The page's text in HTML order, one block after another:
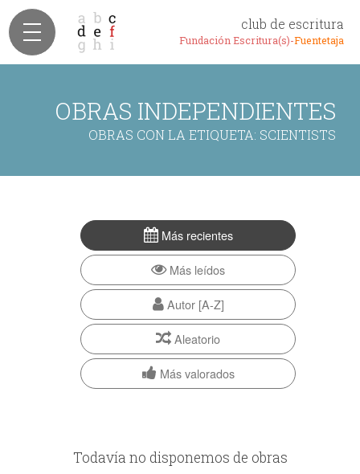
club de escritura
Fundación Escritura(s)-Fuentetaja
OBRAS INDEPENDIENTES
OBRAS CON LA ETIQUETA: SCIENTISTS
Más recientes
Más leídos
Autor [A-Z]
Aleatorio
Más valorados
Todavía no disponemos de obras